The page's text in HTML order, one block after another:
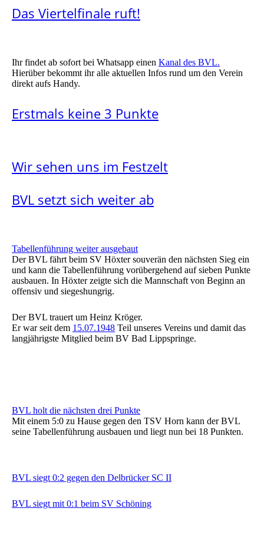
Das Viertelfinale ruft!
Ihr findet ab sofort bei Whatsapp einen Kanal des BVL.
Hierüber bekommt ihr alle aktuellen Infos rund um den Verein
direkt aufs Handy.
Erstmals keine 3 Punkte
Wir sehen uns im Festzelt
BVL setzt sich weiter ab
Tabellenführung weiter ausgebaut
Der BVL fährt beim SV Höxter souverän den nächsten Sieg ein
und kann die Tabellenführung vorübergehend auf sieben Punkte
ausbauen. In Höxter zeigte sich die Mannschaft von Beginn an
offensiv und siegeshungrig.
Der BVL trauert um Heinz Kröger.
Er war seit dem 15.07.1948 Teil unseres Vereins und damit das
langjährigste Mitglied beim BV Bad Lippspringe.
BVL holt die nächsten drei Punkte
Mit einem 5:0 zu Hause gegen den TSV Horn kann der BVL
seine Tabellenführung ausbauen und liegt nun bei 18 Punkten.
BVL siegt 0:2 gegen den Delbrücker SC II
BVL siegt mit 0:1 beim SV Schöning